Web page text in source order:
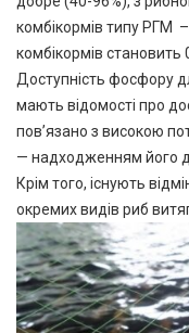
комбікормів типу РГМ
комбікормів
Доступність фосфору
мають відомості про
пов’язано з високою
— надходженням його
Крім того, існують
окремих видів риб